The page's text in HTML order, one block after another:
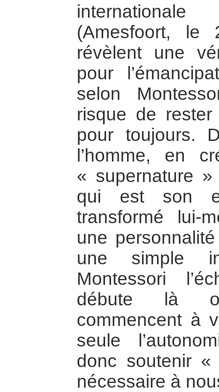
(Amesfoort, le
révèlent une
pour
selon
risque de
pour toujours.
l’homme, en
« supernature
qui est son
transformé lui-
une
une simple
Montessori
débute là
commencent à
seule
donc soutenir «
nécessaire à